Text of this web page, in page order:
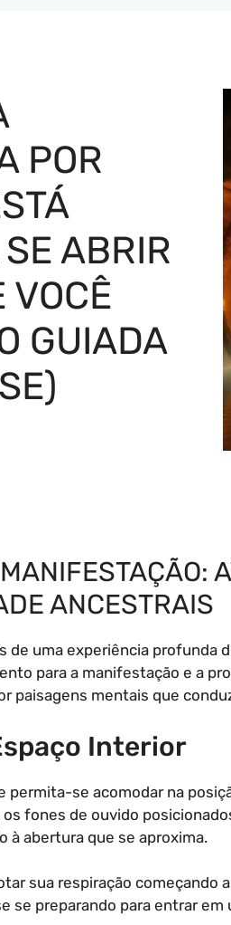
POR
ABRIR
VOCÊ
GUIADA
ANCESTRAIS
de uma experiência profunda
para a manifestação e a
paisagens mentais que
Interior
permita-se acomodar na
fones de ouvido
à abertura que se aproxima.
sua respiração começando
se preparando para entrar